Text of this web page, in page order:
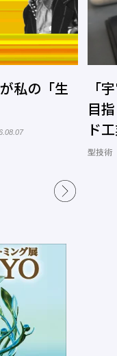
発実現を
進―ワール
第
り
ー
プレ